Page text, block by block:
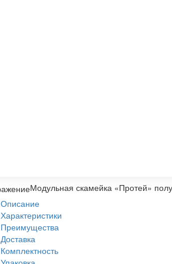
Модульная скамейка «Протей»
Описание
Характеристики
Преимущества
Доставка
Комплектность